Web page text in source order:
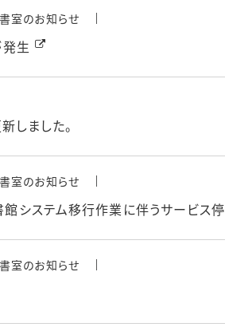
室のお知らせ
生
しました。
室のお知らせ
館システム移行作業に伴うサービス
室のお知らせ